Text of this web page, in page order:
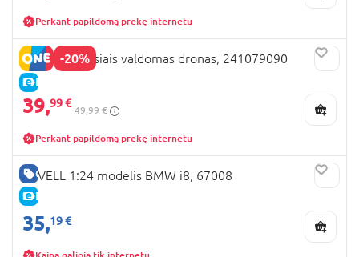
Perkant papildomą prekę internetu
-20%
E-KAINA
REVELL judesiais valdomas dronas, 241079090
39,99 €
49,99 €
Perkant papildomą prekę internetu
GERA KAINA
E-KAINA
REVELL 1:24 modelis BMW i8, 67008
35,19 €